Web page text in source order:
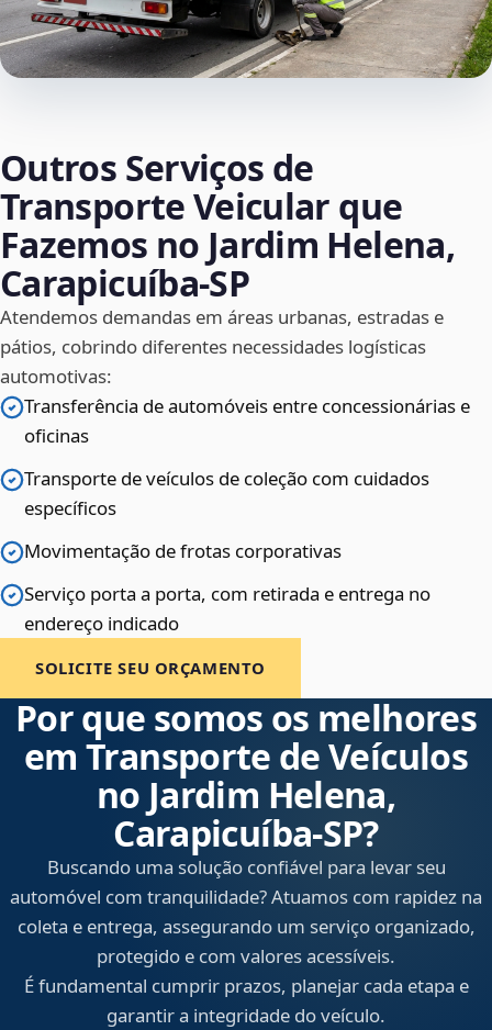
Outros Serviços de
Transporte Veicular que
Fazemos no Jardim Helena,
Carapicuíba‑SP
Atendemos demandas em áreas urbanas, estradas e
pátios, cobrindo diferentes necessidades logísticas
automotivas:
Transferência de automóveis entre concessionárias e
oficinas
Transporte de veículos de coleção com cuidados
específicos
Movimentação de frotas corporativas
Serviço porta a porta, com retirada e entrega no
endereço indicado
SOLICITE SEU ORÇAMENTO
Por que somos os melhores
em Transporte de Veículos
no Jardim Helena,
Carapicuíba‑SP?
Buscando uma solução confiável para levar seu
automóvel com tranquilidade? Atuamos com rapidez na
coleta e entrega, assegurando um serviço organizado,
protegido e com valores acessíveis.
É fundamental cumprir prazos, planejar cada etapa e
garantir a integridade do veículo.